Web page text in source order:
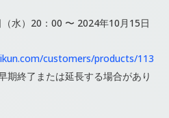
水）20：00 〜 2024年10月15日
customers/products/113
終了または延長する場合があり